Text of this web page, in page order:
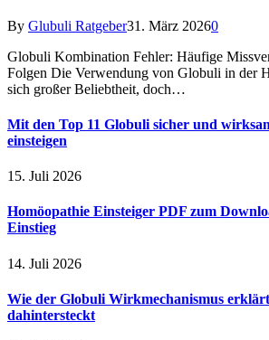
By Glubuli Ratgeber31. März 20260
Globuli Kombination Fehler: Häufige
Folgen Die Verwendung von Globuli in der
sich großer Beliebtheit, doch…
Mit den Top 11 Globuli sicher und
einsteigen
15. Juli 2026
Homöopathie Einsteiger PDF zum
Einstieg
14. Juli 2026
Wie der Globuli Wirkmechanismus
dahintersteckt